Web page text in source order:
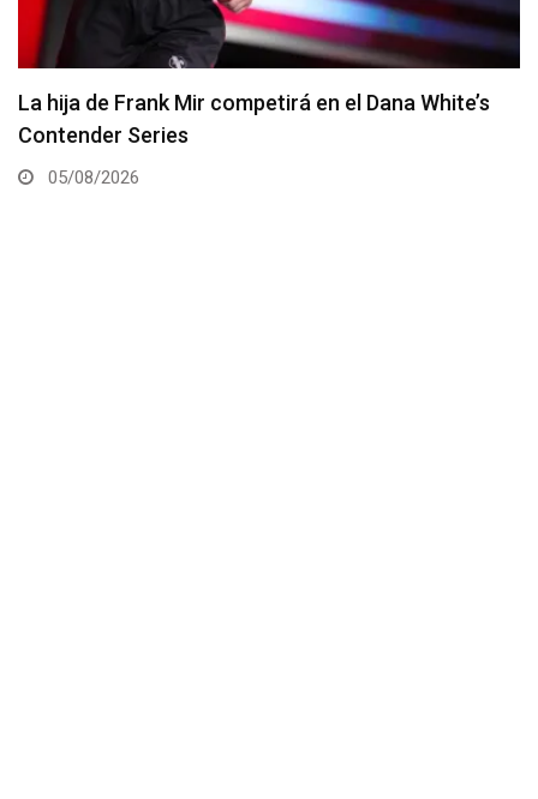
Joshua Van vs. Alexandre Pantoja 2 será la pelea
estelar del UFC 331
05/08/2026